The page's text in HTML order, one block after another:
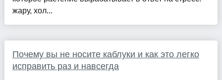
жару, хол...
Почему вы не носите каблуки и как это легко
исправить раз и навсегда